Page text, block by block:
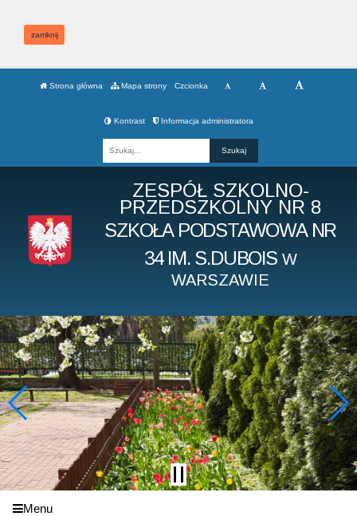
zamknij
Strona główna Mapa strony Czcionka
Kontrast Informacja administratora
ZESPÓŁ SZKOLNO-
PRZEDSZKOLNY NR 8
SZKOŁA PODSTAWOWA NR
34 IM. S.DUBOIS W
WARSZAWIE
Menu